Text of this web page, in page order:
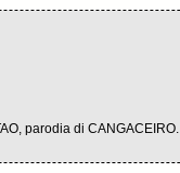
parodia di CANGACEIRO.